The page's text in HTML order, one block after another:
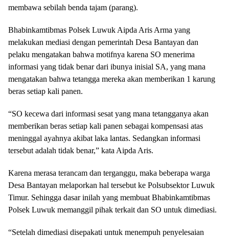
membawa sebilah benda tajam (parang).
Bhabinkamtibmas Polsek Luwuk Aipda Aris Arma yang
melakukan mediasi dengan pemerintah Desa Bantayan dan
pelaku mengatakan bahwa motifnya karena SO menerima
informasi yang tidak benar dari ibunya inisial SA, yang mana
mengatakan bahwa tetangga mereka akan memberikan 1 karung
beras setiap kali panen.
“SO kecewa dari informasi sesat yang mana tetangganya akan
memberikan beras setiap kali panen sebagai kompensasi atas
meninggal ayahnya akibat laka lantas. Sedangkan informasi
tersebut adalah tidak benar,” kata Aipda Aris.
Karena merasa terancam dan terganggu, maka beberapa warga
Desa Bantayan melaporkan hal tersebut ke Polsubsektor Luwuk
Timur. Sehingga dasar inilah yang membuat Bhabinkamtibmas
Polsek Luwuk memanggil pihak terkait dan SO untuk dimediasi.
“Setelah dimediasi disepakati untuk menempuh penyelesaian